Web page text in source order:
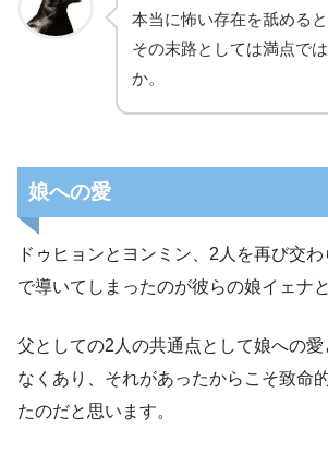
本当に怖い存在を舐めると
その末路としては満点で
か。
娘への愛
ドゥヒョンとヨンミン、2人を再び交
で導いてしまったのが彼らの娘イェナ
父としての2人の共通点として娘への
なくあり、それがあったからこそ致命
たのだと思います。